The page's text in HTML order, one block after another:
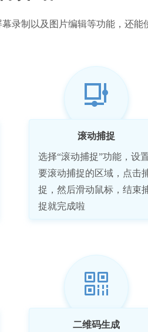
录制以及图片编辑等功能，还能
滚动捕捉
选择“滚动捕捉”功能，设
要滚动捕捉的区域，点击
捉，然后滑动鼠标，结束
捉就完成啦
二维码生成